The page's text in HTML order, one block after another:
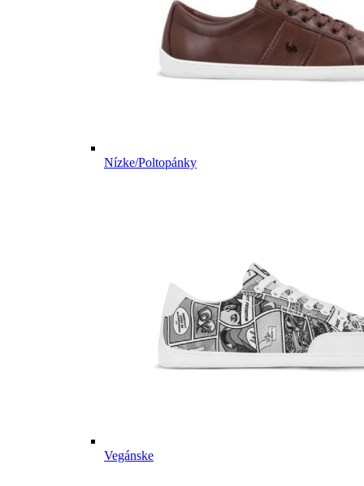
Nízke/Poltopánky
Vegánske